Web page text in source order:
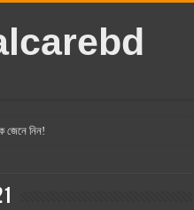
জেনে নিন!